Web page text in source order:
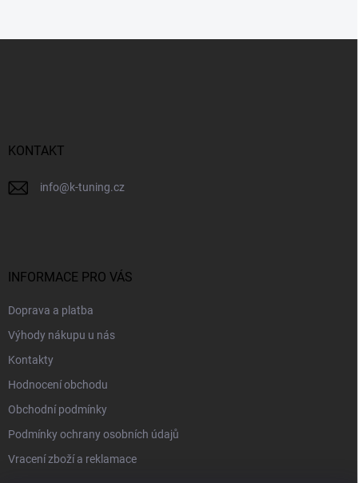
KONTAKT
info@k-tuning.cz
INFORMACE PRO VÁS
Doprava a platba
Výhody nákupu u nás
Kontakty
Hodnocení obchodu
Obchodní podmínky
Podmínky ochrany osobních údajů
Vracení zboží a reklamace